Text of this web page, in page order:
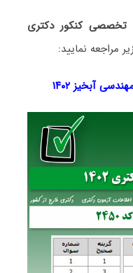
تخصصی کنکور دکتری
مراجعه نمایید:
آبخیز ۱۴۰۲